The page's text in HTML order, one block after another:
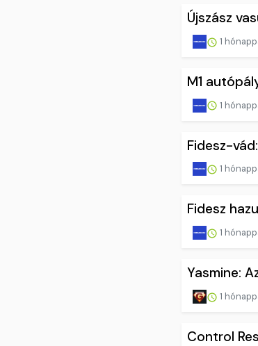
Újszász
1
M1
1
Fidesz-
1
Fidesz
1
Yasmine:
1
Control